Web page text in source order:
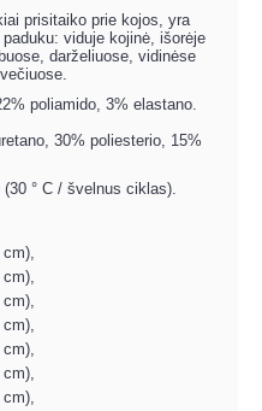
prisitaiko prie kojos, yra
viduje kojinė, išorėje
darželiuose, vidinėse
poliamido, 3% elastano.
30% poliesterio, 15%
° C / švelnus ciklas).
cm),
cm),
cm),
cm),
cm),
cm),
cm),